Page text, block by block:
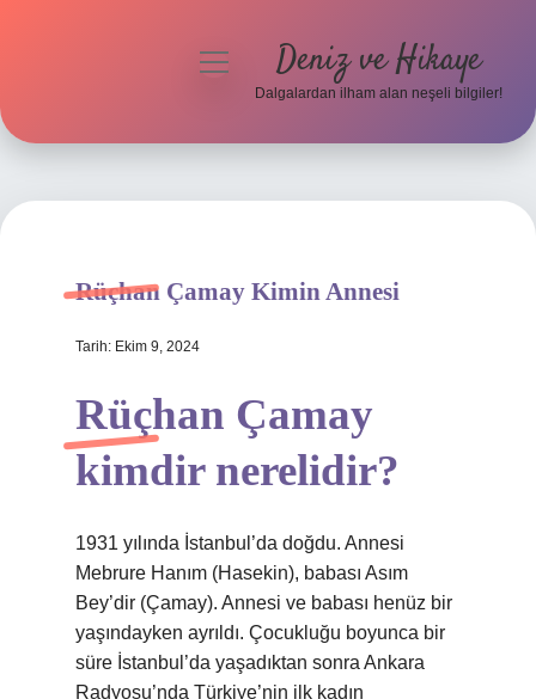
Hakkımızda
menüyü
Deniz ve Hikaye
Dalgalardan ilham alan neşeli bilgiler!
Rüçhan Çamay Kimin Annesi
Tarih: Ekim 9, 2024
Rüçhan Çamay
kimdir nerelidir?
1931 yılında İstanbul’da doğdu. Annesi
Mebrure Hanım (Hasekin), babası Asım
Bey’dir (Çamay). Annesi ve babası henüz bir
yaşındayken ayrıldı. Çocukluğu boyunca bir
süre İstanbul’da yaşadıktan sonra Ankara
Radyosu’nda Türkiye’nin ilk kadın